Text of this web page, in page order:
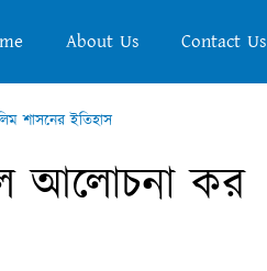
About Us Contact Us
শাসনের ইতিহাস
আলোচনা কর